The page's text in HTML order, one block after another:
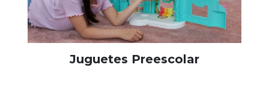
Juguetes Preescolar